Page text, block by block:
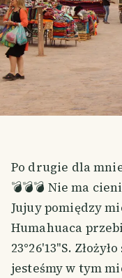
Po drugie dla
💣💣💣 Nie ma
Jujuy pomiędzy
Humahuaca
23°26'13''S.
jesteśmy w tym